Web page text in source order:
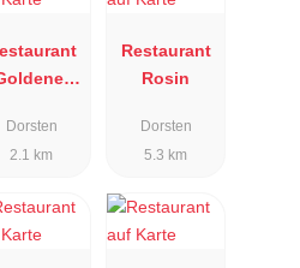
Dorsten
2.1 km
Restaurant
Rosin
Dorsten
5.3 km